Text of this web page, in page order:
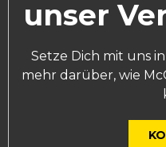
unser
Setze Dich mit uns
mehr darüber, wie